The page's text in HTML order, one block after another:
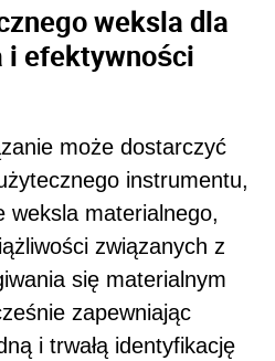
weksla dla
i efektywności
może dostarczyć
instrumentu,
weksla materialnego,
związanych z
się materialnym
zapewniając
i trwałą identyfikację